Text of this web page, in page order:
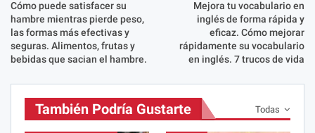
Cómo puede satisfacer su
hambre mientras pierde peso,
las formas más efectivas y
seguras. Alimentos, frutas y
bebidas que sacian el hambre.
Mejora tu vocabulario en
inglés de forma rápida y
eficaz. Cómo mejorar
rápidamente su vocabulario
en inglés. 7 trucos de vida
Todas
También Podría Gustarte